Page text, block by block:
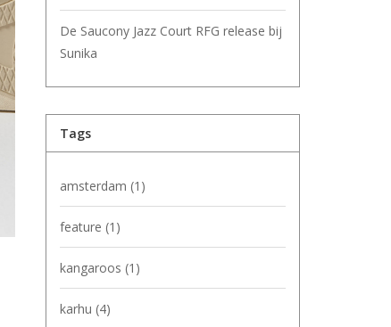
De Saucony Jazz Court RFG release bij
Sunika
Tags
amsterdam (1)
feature (1)
kangaroos (1)
karhu (4)